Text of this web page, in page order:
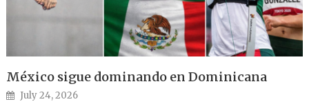
México sigue dominando en Dominicana
Posted on
July 24, 2026